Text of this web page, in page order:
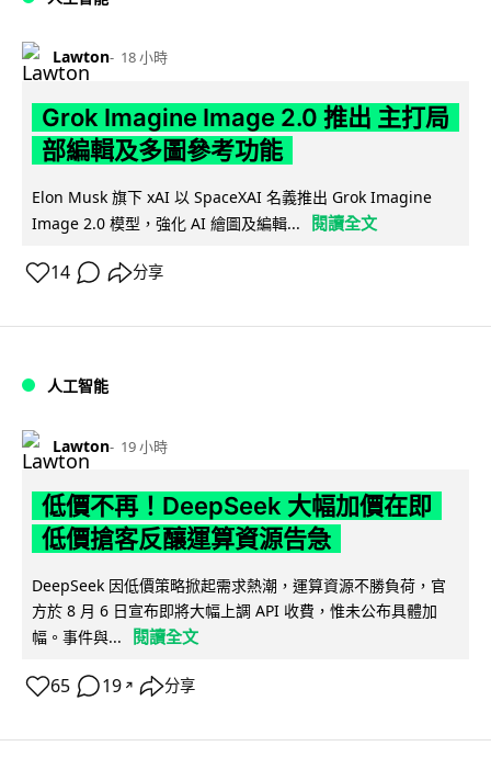
Lawton 18 小時
Grok Imagine Image 2.0 推出 主打局
部編輯及多圖參考功能
Elon Musk 旗下 xAI 以 SpaceXAI 名義推出 Grok Imagine
Image 2.0 模型，強化 AI 繪圖及編輯...
閱讀全文
14 分享
人工智能
Lawton 19 小時
低價不再！DeepSeek 大幅加價在即
低價搶客反釀運算資源告急
DeepSeek 因低價策略掀起需求熱潮，運算資源不勝負荷，官
方於 8 月 6 日宣布即將大幅上調 API 收費，惟未公布具體加
幅。事件與...
閱讀全文
65 19 ↗ 分享